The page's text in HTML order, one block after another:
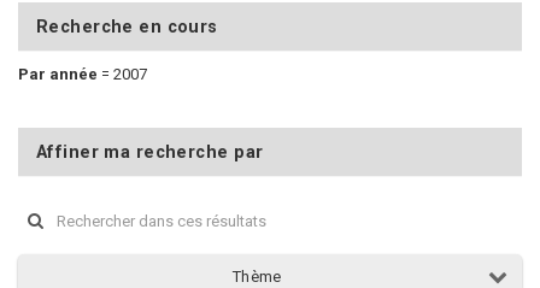
Recherche en cours
Par année = 2007
Affiner ma recherche par
Thème